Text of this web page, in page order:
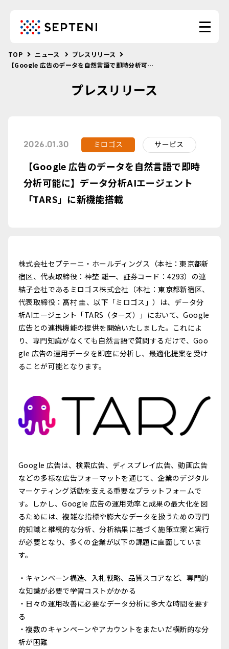
TOP ニュース
プレスリリース
【Google 広告のデータを自然言語で即時分析可能に】データ分析AIエージェント「TARS」に新機能搭載
プレスリリース
2026.01.30 ミロゴス サービス
【Google 広告のデータを自然言語で即時
分析可能に】データ分析AIエージェント
「TARS」に新機能搭載
株式会社セプテーニ・ホールディングス（本社：東京都新
宿区、代表取締役：神埜 雄一、証券コード：4293）の連
結子会社であるミロゴス株式会社（本社：東京都新宿区、
代表取締役：髙村 圭、以下「ミロゴス」）は、データ分
析AIエージェント「TARS（ターズ）」において、Google
広告との連携機能の提供を開始いたしました。これによ
り、専門知識がなくても自然言語で質問するだけで、Goo
gle 広告の運用データを即座に分析し、最適化提案を受け
ることが可能となります。
Google 広告は、検索広告、ディスプレイ広告、動画広告
などの多様な広告フォーマットを通じて、企業のデジタル
マーケティング活動を支える重要なプラットフォームで
す。しかし、Google 広告の運用効率と成果の最大化を図
るためには、複雑な指標や膨大なデータを扱うための専門
的知識と継続的な分析、分析結果に基づく施策立案と実行
が必要となり、多くの企業が以下の課題に直面していま
す。
・キャンペーン構造、入札戦略、品質スコアなど、専門的
な知識が必要で学習コストがかかる
・日々の運用改善に必要なデータ分析に多大な時間を要す
る
・複数のキャンペーンやアカウントをまたいだ横断的な分
析が困難